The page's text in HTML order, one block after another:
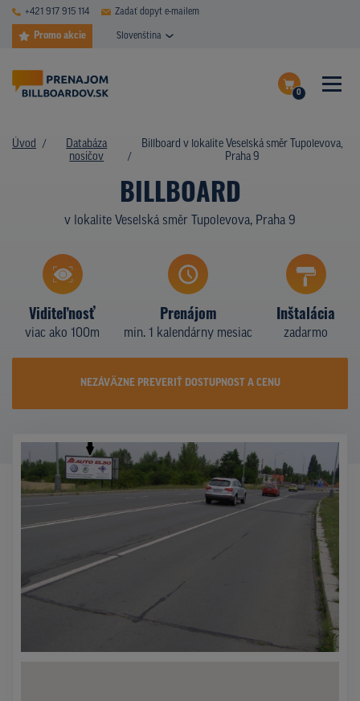
+421 917 915 114 Zadať dopyt e-mailem
Promo akcie Slovenština
0
Dokončiť dopyt
DATABÁZA NOSIČOV
PLOCHY V AKCII
CENY
TYPY NOSIČOV
KTO SME
KONTAKTY
Úvod
Databáza
nosičov
Billboard v lokalite Veselská směr Tupolevova,
Praha 9
BILLBOARD
v lokalite Veselská směr Tupolevova, Praha 9
Viditeľnosť
viac ako 100m
Prenájom
min. 1 kalendárny mesiac
Inštalácia
zadarmo
NEZÁVÄZNE PREVERIŤ DOSTUPNOST A CENU